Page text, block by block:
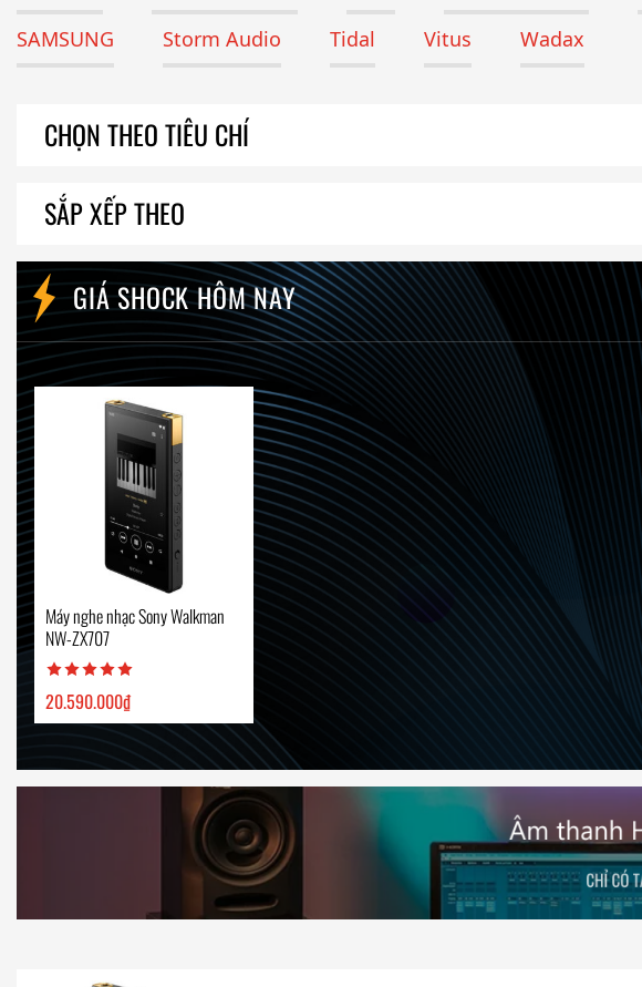
SAMSUNG
Storm Audio Tidal Vitus Wadax
CHỌN THEO TIÊU CHÍ
SẮP XẾP THEO
GIÁ SHOCK HÔM NAY
Máy nghe nhạc Sony Walkman
NW-ZX707
20.590.000₫